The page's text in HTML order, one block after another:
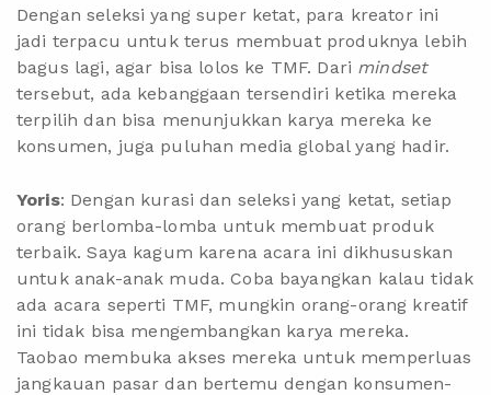
Dengan seleksi yang super ketat, para kreator ini
jadi terpacu untuk terus membuat produknya lebih
bagus lagi, agar bisa lolos ke TMF. Dari mindset
tersebut, ada kebanggaan tersendiri ketika mereka
terpilih dan bisa menunjukkan karya mereka ke
konsumen, juga puluhan media global yang hadir.
Yoris: Dengan kurasi dan seleksi yang ketat, setiap
orang berlomba-lomba untuk membuat produk
terbaik. Saya kagum karena acara ini dikhususkan
untuk anak-anak muda. Coba bayangkan kalau tidak
ada acara seperti TMF, mungkin orang-orang kreatif
ini tidak bisa mengembangkan karya mereka.
Taobao membuka akses mereka untuk memperluas
jangkauan pasar dan bertemu dengan konsumen-